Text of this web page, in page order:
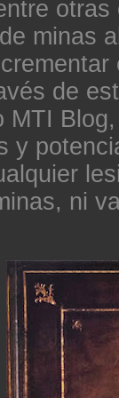
minas
de
MTI
y
ni